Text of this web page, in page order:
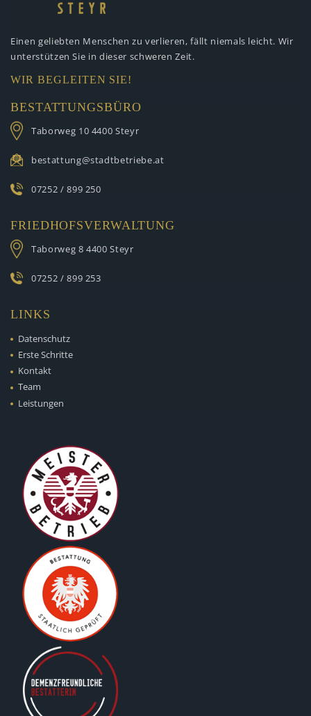
Einen geliebten Menschen zu verlieren, fällt niemals leicht. Wir
unterstützen Sie in dieser schweren Zeit.
WIR BEGLEITEN SIE!
BESTATTUNGSBÜRO
Taborweg 10 4400 Steyr
bestattung@stadtbetriebe.at
07252 / 899 250
FRIEDHOFSVERWALTUNG
Taborweg 8 4400 Steyr
07252 / 899 253
LINKS
Datenschutz
Erste Schritte
Kontakt
Team
Leistungen